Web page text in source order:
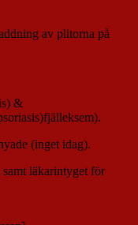
av plitorna på
&
(inget idag).
samt läkarintyget för